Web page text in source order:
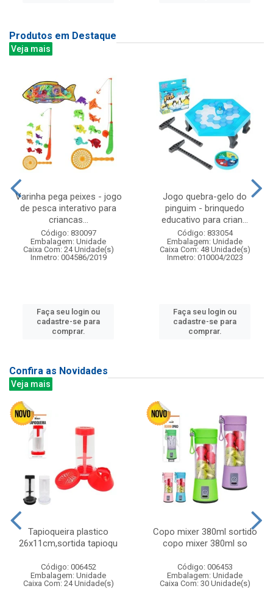
Produtos em Destaque
Veja mais
Varinha pega peixes - jogo
de pesca interativo para
criancas...
Código: 830097
Embalagem: Unidade
Caixa Com: 24 Unidade(s)
Inmetro: 004586/2019
Faça seu login ou
cadastre-se para
comprar.
Jogo quebra-gelo do
pinguim - brinquedo
educativo para crian...
Código: 833054
Embalagem: Unidade
Caixa Com: 48 Unidade(s)
Inmetro: 010004/2023
Faça seu login ou
cadastre-se para
comprar.
Confira as Novidades
Veja mais
Tapioqueira plastico
26x11cm,sortida tapioqu
Código: 006452
Embalagem: Unidade
Caixa Com: 24 Unidade(s)
Copo mixer 380ml sortido
copo mixer 380ml so
Código: 006453
Embalagem: Unidade
Caixa Com: 30 Unidade(s)